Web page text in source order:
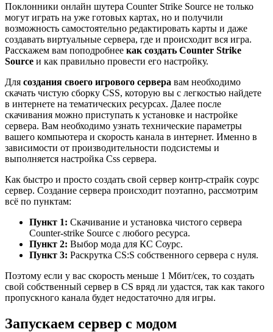
Поклонники онлайн шутера Сounter Strike Source не только
могут играть на уже готовых картах, но и получили
возможность самостоятельно редактировать карты и даже
создавать виртуальные сервера, где и происходит вся игра.
Расскажем вам поподробнее как создать Сounter Strike
Source и как правильно провести его настройку.
Для создания своего игрового сервера вам необходимо
скачать чистую сборку СSS, которую вы с легкостью найдете
в интернете на тематических ресурсах. Далее после
скачивания можно приступать к установке и настройке
сервера. Вам необходимо узнать технические параметры
вашего компьютера и скорость канала в интернет. Именно в
зависимости от производительности подсистемы и
выполняется настройка Css сервера.
Как быстро и просто создать свой сервер контр-страйк cоурс
сервер. Создание сервера происходит поэтапно, рассмотрим
всё по пунктам:
Пункт 1: Скачивание и установка чистого сервера
Counter-strike Source с любого ресурса.
Пункт 2: Выбор мода для КС Соурс.
Пункт 3: Раскрутка СS:S собственного сервера с нуля.
Поэтому если у вас скорость меньше 1 Mбит/сек, то создать
свой собственный сервер в CS вряд ли удастся, так как такого
пропускного канала будет недостаточно для игры.
Запускаем сервер с модом